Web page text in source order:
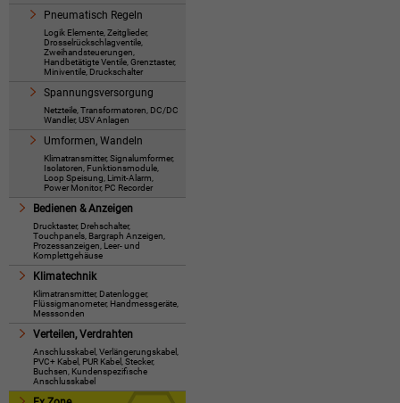
Pneumatisch Regeln
Logik Elemente, Zeitglieder,
Drosselrückschlagventile,
Zweihandsteuerungen,
Handbetätigte Ventile, Grenztaster,
Miniventile, Druckschalter
Spannungsversorgung
Netzteile, Transformatoren, DC/DC
Wandler, USV Anlagen
Umformen, Wandeln
Klimatransmitter, Signalumformer,
Isolatoren, Funktionsmodule,
Loop Speisung, Limit-Alarm,
Power Monitor, PC Recorder
Bedienen & Anzeigen
Drucktaster, Drehschalter,
Touchpanels, Bargraph Anzeigen,
Prozessanzeigen, Leer- und
Komplettgehäuse
Klimatechnik
Klimatransmitter, Datenlogger,
Flüssigmanometer, Handmessgeräte,
Messsonden
Verteilen, Verdrahten
Anschlusskabel, Verlängerungskabel,
PVC+ Kabel, PUR Kabel, Stecker,
Buchsen, Kundenspezifische
Anschlusskabel